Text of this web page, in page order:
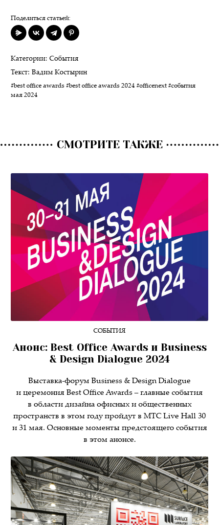
Поделиться статьей:
Категории:События
Текст:Вадим Костырин
#best office awards #best office awards 2024 #officenext #события
мая 2024
СМОТРИТЕ ТАКЖЕ
СОБЫТИЯ
Анонс: Best Office Awards и Business
& Design Dialogue 2024
Выставка-форум Business & Design Dialogue
и церемония Best Office Awards – главные события
в области дизайна офисных и общественных
пространств в этом году пройдут в MTC Live Hall 30
и 31 мая. Основные моменты предстоящего события
в этом анонсе.